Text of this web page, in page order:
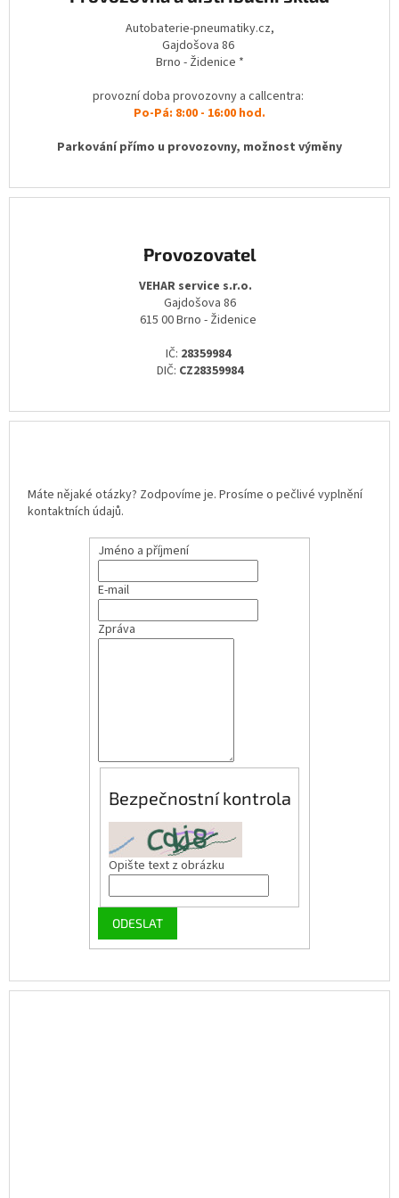
Autobaterie-pneumatiky.cz,
Gajdošova 86
Brno - Židenice *
provozní doba provozovny a callcentra:
Po-Pá: 8:00 - 16:00 hod.
Parkování přímo u provozovny, možnost výměny
Provozovatel
VEHAR service s.r.o.
Gajdošova 86
615 00 Brno - Židenice
IČ: 28359984
DIČ: CZ28359984
Máte nějaké otázky? Zodpovíme je. Prosíme o pečlivé vyplnění
kontaktních údajů.
Jméno a příjmení
E-mail
Zpráva
Bezpečnostní kontrola
Opište text z obrázku
ODESLAT